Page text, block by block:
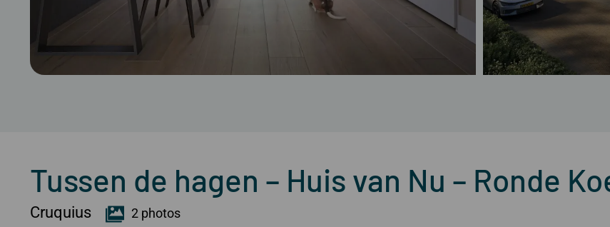
Tussen de hagen – Huis van Nu – Ronde
Cruquius 2 photos